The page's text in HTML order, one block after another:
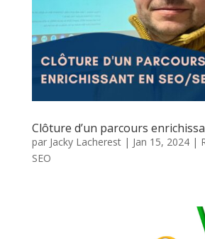
Clôture d’un parcours
par Jacky Lacherest| Jan 15, 2024|
SEO